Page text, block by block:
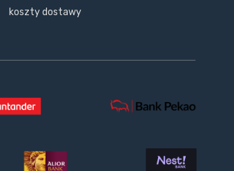
koszty dostawy